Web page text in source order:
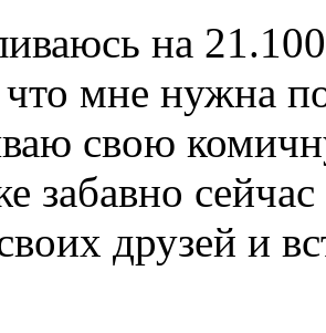
на
мне нужна
свою
забавно
друзей и